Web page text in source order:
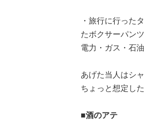
・旅行に行った
たボクサーパン
電力・ガス・石油
あげた当人はシ
ちょっと想定し
■酒のアテ